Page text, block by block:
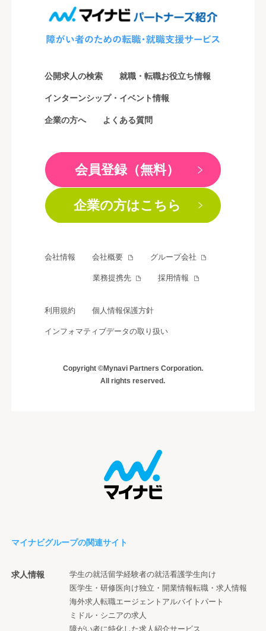
公開求人の検索 就職・転職お役立ち情報
インターンシップ・イベント情報
企業の方へ よくある質問
会員登録（無料）
企業の方はこちら
会社情報 会社概要 グループ会社
業務提携先 採用情報
利用規約 個人情報保護方針
インフォマティブデータの取り扱い
Copyright ©Mynavi Partners Corporation.
All rights reserved.
マイナビグループの関連サイト
求人情報 学生の就活留学経験者の就活看護学生向け
医学生・研修医向け独立・開業情報転職・求人情報
海外求人 転職エージェント アルバイト パート
ミドル・シニアの求人
障がい者に特化した求人紹介サービス